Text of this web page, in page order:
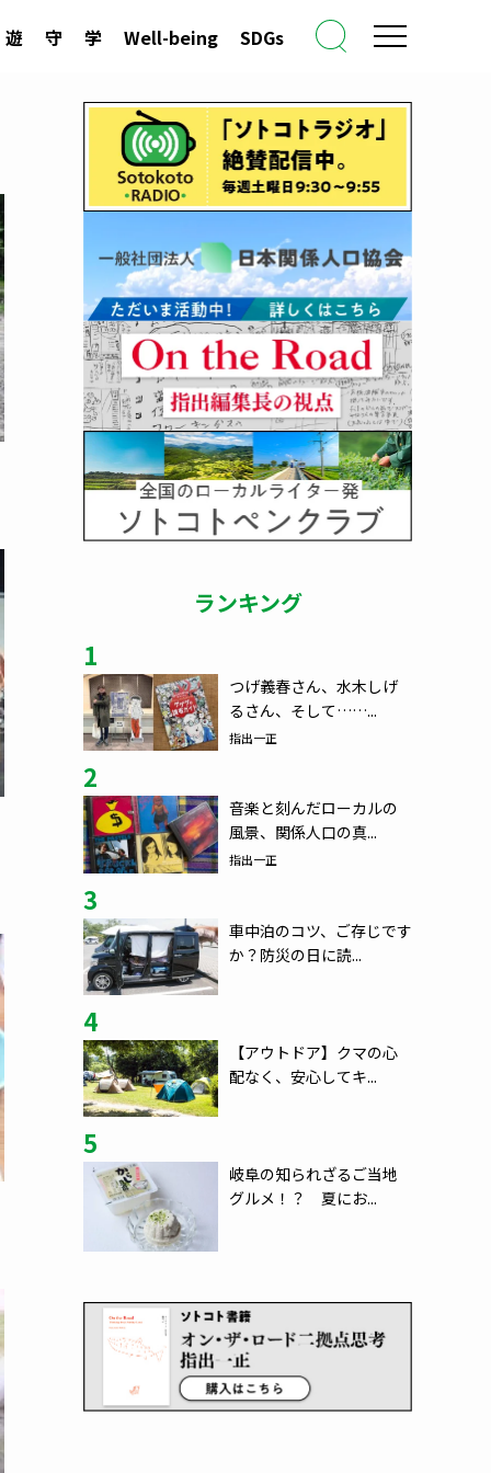
遊 守 学 Well-being SDGs
ランキング
1
つげ義春さん、水木しげ
るさん、そして……...
指出一正
2
音楽と刻んだローカルの
風景、関係人口の真...
指出一正
3
車中泊のコツ、ご存じです
か？防災の日に読...
4
【アウトドア】クマの心
配なく、安心してキ...
5
岐阜の知られざるご当地
グルメ！？ 夏にお...